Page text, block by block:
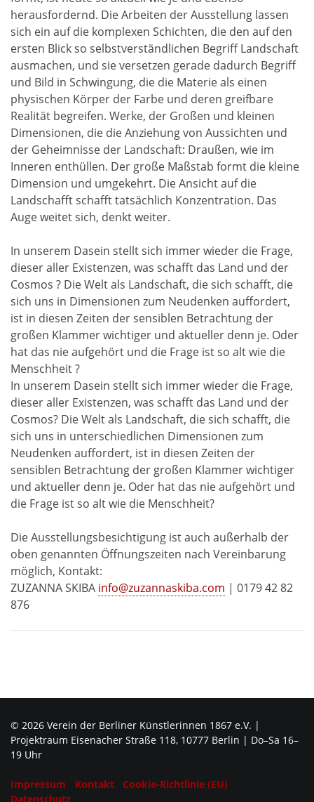
herausfordernd. Die Arbeiten der Ausstellung lassen
sich ein auf die komplexen Schichten, die den auf den
ersten Blick so selbstverständlichen Begriff Landschaft
ausmachen, und sie versetzen gerade dadurch Begriff
und Bild in Schwingung, die die Materie als einen
physischen Körper der Farbe und deren greifbare
Realität begreifen. Werke, der Großen und kleinen
Dimensionen, die die Anziehung von Aussichten und
der Geheimnisse der Landschaft: Draußen, wie im
Inneren enthüllen. Der große Maßstab formt die kleine
Dimension und umgekehrt. Die Ansicht auf die
Landschafft schafft tatsächlich Konzentration. Das
Auge weitet sich, denkt weiter.
In unserem Dasein stellt sich immer wieder die Frage,
dieser aller Existenzen, was schafft das Land und der
Cosmos ? Die Welt als Landschaft, die sich schafft, die
sich uns in Dimensionen zum Neudenken auffordert,
ist in diesen Zeiten der sensiblen Betrachtung der
großen Klammer wichtiger und aktueller denn je. Oder
hat das nie aufgehört und die Frage ist so alt wie die
Menschheit ?
In unserem Dasein stellt sich immer wieder die Frage,
dieser aller Existenzen, was schafft das Land und der
Cosmos? Die Welt als Landschaft, die sich schafft, die
sich uns in unterschiedlichen Dimensionen zum
Neudenken auffordert, ist in diesen Zeiten der
sensiblen Betrachtung der großen Klammer wichtiger
und aktueller denn je. Oder hat das nie aufgehört und
die Frage ist so alt wie die Menschheit?
Die Ausstellungsbesichtigung ist auch außerhalb der
oben genannten Öffnungszeiten nach Vereinbarung
möglich, Kontakt:
ZUZANNA SKIBA info@zuzannaskiba.com | 0179 42 82
876
© 2026 Verein der Berliner Künstlerinnen 1867 e.V. |
Projektraum Eisenacher Straße 118, 10777 Berlin | Do–Sa 16–
19 Uhr
Impressum Kontakt
Cookie-Richtlinie (EU)
Datenschutz